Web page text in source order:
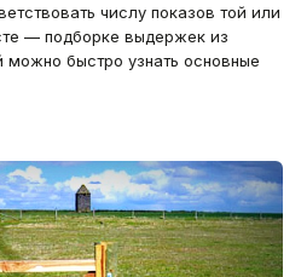
числу показов той или
— подборке выдержек из
быстро узнать основные